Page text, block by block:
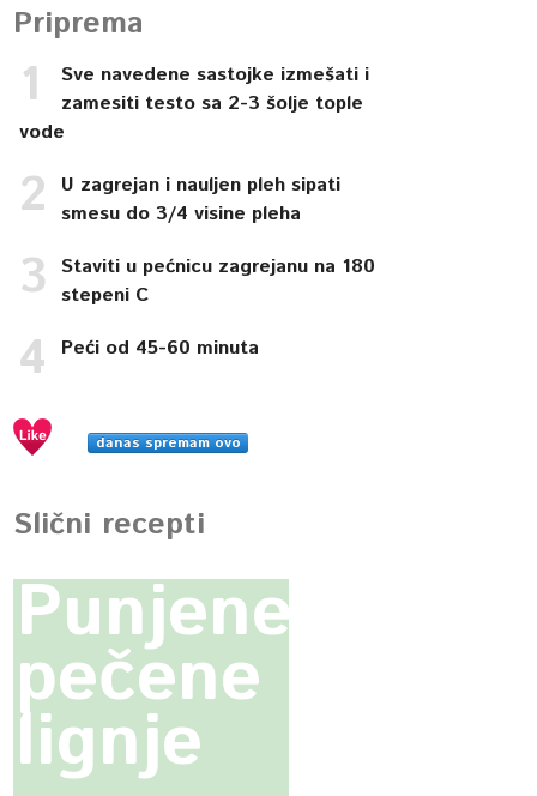
Priprema
Sve navedene sastojke izmešati i
zamesiti testo sa 2-3 šolje tople
vode
U zagrejan i nauljen pleh sipati
smesu do 3/4 visine pleha
Staviti u pećnicu zagrejanu na 180
stepeni C
Peći od 45-60 minuta
danas spremam ovo
Slični recepti
Punjene
pečene
lignje